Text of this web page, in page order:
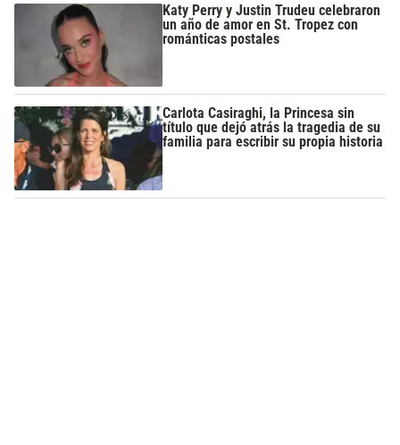
Katy Perry y Justin Trudeu celebraron
un año de amor en St. Tropez con
románticas postales
Carlota Casiraghi, la Princesa sin
título que dejó atrás la tragedia de su
familia para escribir su propia historia